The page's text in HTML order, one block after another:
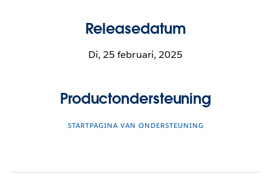
Releasedatum
Di, 25 februari, 2025
Productondersteuning
STARTPAGINA VAN ONDERSTEUNING